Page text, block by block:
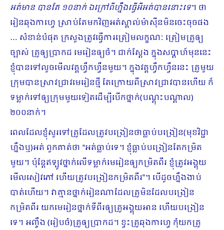
អត់មាន បានតែ ១០នាក់ ឯក្រៅពីហ្នឹងធ្វើអីអត់បាននោះទេ។ ថា
រៀនឆុងកាហ្វេ ស្រាប់តែមកវិញអត់ស្គាល់ម៉ាស៊ីនមិនចេះចុចផង
… សំ​ខាន់បំផុត ក្រសួងត្រូវធ្វើការត្រៀមលក្ខណៈ ត្រៀមគ្រូឲ្យ
ច្បាស់ គ្រូឲ្យប្រាកដ មេរៀនឲ្យចំ។ ជាក់ស្ដែង ក្នុងសប្ដាហ៍មុននេះ
ខ្ញុំបានទៅលួចមើលវគ្គហ្វឹកហ្វឺនមួយ។ ក្នុងវគ្គហ្វឹកហ្វឺននេះ គ្រូមួយ
ក្រុមបានស្រាវជ្រាវមេរៀនថ្មី តែក្រោយពីស្រាវជ្រាវបានហើយ ក៏
ទម្លាក់ទៅឲ្យក្រុមមួយទៀតដើម្បីបើកថ្នាក់(បណ្តុះបណ្តាល)
២០០នាក់។
ពេលដែលខ្ញុំសួរទៅគ្រូដែលត្រូវបង្រៀនថាធ្លាប់បង្រៀន(មុខវិជ្ជា
ហ្នឹងឬ)អត់ ពួកគាត់ថា “អត់ធ្លាប់ទេ។ ខ្ញុំធ្លាប់បង្រៀនតែកម្រិត
មួយ។ ប៉ុន្តែឥឡូវថ្នាក់លើទម្លាក់មេរៀនឲ្យកម្រិតពីរ ខ្ញុំត្រូវអង្គុយ
មើលសៀវភៅ ហើយត្រូវបង្រៀនកម្រិតពីរ”។ បើដូចហ្នឹងងាប់
បាត់ហើយ។ វាគ្មានថ្នាក់រៀនណាដែលគ្រូមិនដែលបង្រៀន
កម្រិតពីរ យកមេរៀនថ្នាក់ទីពីរឲ្យគ្រូអង្គុយអាន ហើយបង្រៀន
ទេ។ អញ្ចឹង (រៀបចំ)គ្រូឲ្យប្រាកដ។ ខ្វះគ្រូឆុងកាហ្វេ កុំយកគ្រូ